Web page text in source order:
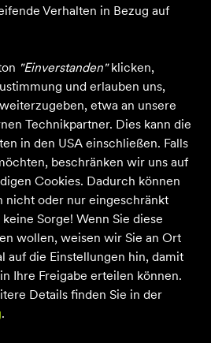
Verhalten in Bezug auf
"Einverstanden"klicken,
und erlauben uns,
etwa an unsere
Technikpartner. Dies kann die
in den USA einschließen. Falls
beschränken wir uns auf
Cookies. Dadurch können
nicht oder nur eingeschränkt
Sorge! Wenn Sie diese
wollen, weisen wir Sie an Ort
auf die Einstellungen hin, damit
Ihre Freigabe erteilen können.
Details finden Sie in der
.
Speedo